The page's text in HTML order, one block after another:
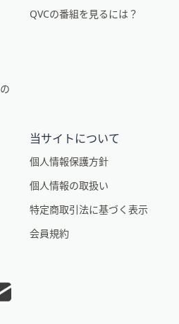
QVCの番組を見るには？
当サイトについて
個人情報保護方針
個人情報の取扱い
特定商取引法に基づく表示
会員規約